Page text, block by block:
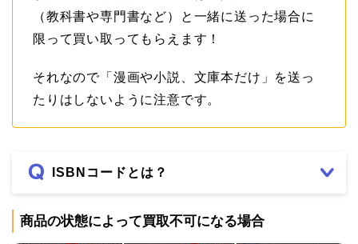
（教科書や専門書など）と一緒に送った場合に
限って買い取ってもらえます！
それなので「漫画や小説、文庫本だけ」を送っ
たりはしないように注意です。
ISBNコードとは？
商品の状態によって買取不可になる場合